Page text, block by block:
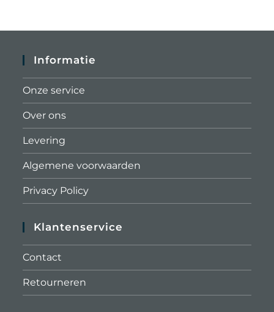
Informatie
Onze service
Over ons
Levering
Algemene voorwaarden
Privacy Policy
Klantenservice
Contact
Retourneren